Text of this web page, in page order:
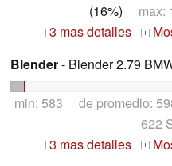
(16%) max:
+ 3 mas detalles +
Blender- Blender 2.79
min: 583 de promedio:
622
+ 3 mas detalles +